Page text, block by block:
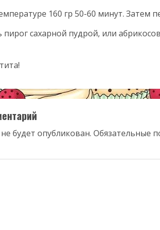
160 гр 50-60 минут. Затем
пирог сахарной пудрой, или
будет опубликован. Обязательные